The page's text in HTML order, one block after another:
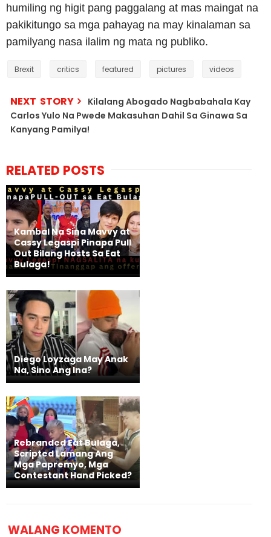
humiling ng higit pang paggalang at mas maingat na
pakikitungo sa mga pahayag na may kinalaman sa
pamilyang nasa ilalim ng mata ng publiko.
Brexit critics featured pictures videos
NEXT STORY
Kilalang Abogado Nagbabahala Kay
Carlos Yulo Na Pwede Makasuhan Dahil Sa Ginawa Sa
Kanyang Pamilya!
RELATED POSTS
Kambal Na Sina Mavvy at
Cassy Legaspi Pinapa Pull
Out Bilang Hosts Sa Eat
Bulaga!
Diego Loyzaga May Anak
Na, Sino Ang Ina?
Rebranded Eat Bulaga,
Scripted Lamang Ang
Mga Papremyo, Mga
Contestant Hand Picked?
WALANG KOMENTO